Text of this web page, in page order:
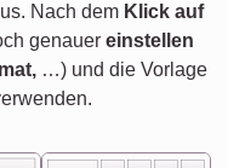
Nach dem Klick auf
genauer einstellen
…) und die Vorlage